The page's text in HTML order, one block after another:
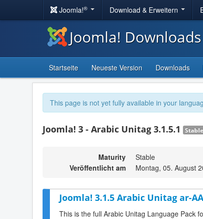
Joomla!® Download & Erweitern
Joomla! Downloads
Startseite Neueste Version Downloads
This page is not yet fully available in your
Joomla! 3 - Arabic Unitag 3.1.5.1 Stable
Maturity
Stable
Veröffentlicht am
Montag, 05. August
Joomla! 3.1.5 Arabic Unitag ar-
This is the full Arabic Unitag Language Pack